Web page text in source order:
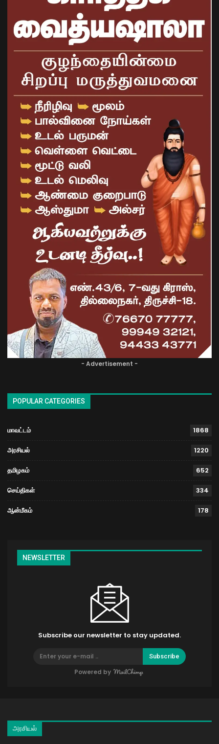
- Advertisement -
POPULAR CATEGORIES
மாவட்டம் 1868
அரசியல் 1220
தமிழகம் 652
செய்திகள் 334
ஆன்மீகம் 178
NEWSLETTER
Subscribe our newsletter to stay updated.
Subscribe
Powered by
அரசியல்